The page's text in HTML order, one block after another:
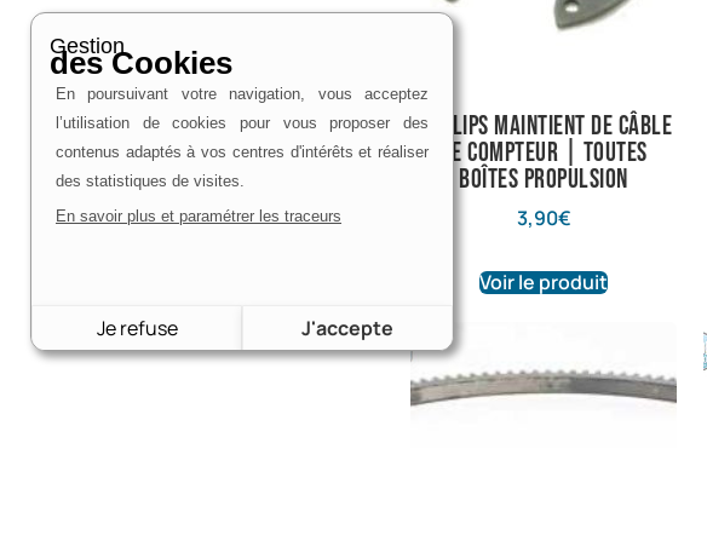
Circlips maintient de câble
de compteur | Toutes
boîtes propulsion
3,90€
Voir le produit
Gestion
des Cookies
En poursuivant votre navigation, vous acceptez
l’utilisation de cookies pour vous proposer des
contenus adaptés à vos centres d'intérêts et réaliser
des statistiques de visites.
En savoir plus et paramétrer les traceurs
Je refuse J'accepte